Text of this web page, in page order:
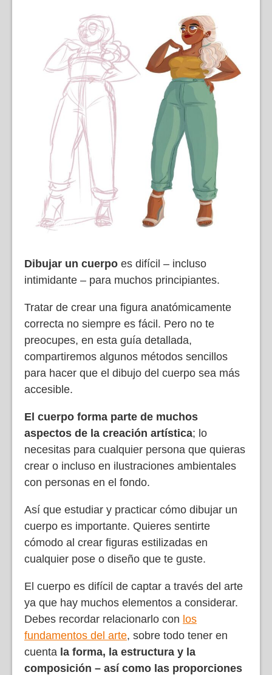
Dibujar un cuerpo es difícil – incluso
intimidante – para muchos principiantes.
Tratar de crear una figura anatómicamente
correcta no siempre es fácil. Pero no te
preocupes, en esta guía detallada,
compartiremos algunos métodos sencillos
para hacer que el dibujo del cuerpo sea más
accesible.
El cuerpo forma parte de muchos
aspectos de la creación artística; lo
necesitas para cualquier persona que quieras
crear o incluso en ilustraciones ambientales
con personas en el fondo.
Así que estudiar y practicar cómo dibujar un
cuerpo es importante. Quieres sentirte
cómodo al crear figuras estilizadas en
cualquier pose o diseño que te guste.
El cuerpo es difícil de captar a través del arte
ya que hay muchos elementos a considerar.
Debes recordar relacionarlo con los
fundamentos del arte, sobre todo tener en
cuenta la forma, la estructura y la
composición – así como las proporciones